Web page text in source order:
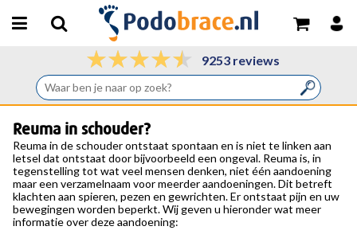
9253 reviews
Reuma in schouder?
Reuma inde schouderontstaat spontaan en is niet te linken aan
letsel dat ontstaat door bijvoorbeeld een ongeval. Reuma is, in
tegenstelling tot wat veel mensen denken, niet één aandoening
maar een verzamelnaam voor meerder aandoeningen. Dit betreft
klachten aan spieren, pezen en gewrichten. Er ontstaat pijn en uw
bewegingen worden beperkt. Wij geven u hieronder wat meer
informatie over deze aandoening: